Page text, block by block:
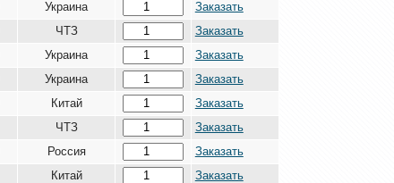
Украина
Заказать
ЧТЗ
Заказать
Украина
Заказать
Украина
Заказать
Китай
Заказать
ЧТЗ
Заказать
Россия
Заказать
Китай
Заказать